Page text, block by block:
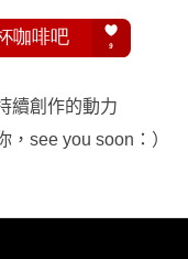
續創作的動力
，see you soon：）